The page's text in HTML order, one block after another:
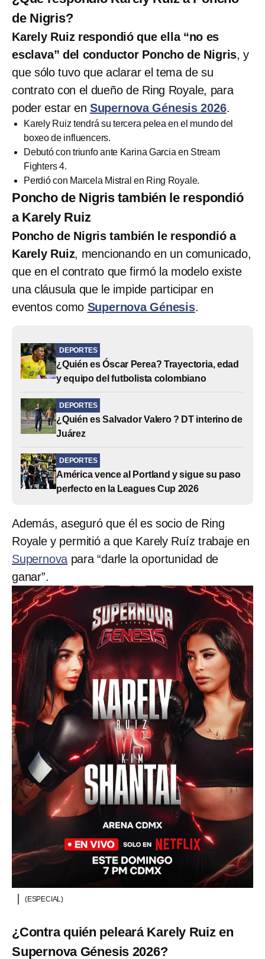
de Nigris?
Karely Ruiz respondió que ella “no es
esclava” del conductor Poncho de Nigris, y
que sólo tuvo que aclarar el tema de su
contrato con el dueño de Ring Royale, para
poder estar en Supernova Génesis 2026.
Karely Ruiz tendrá su tercera pelea en el mundo del
boxeo de influencers.
Debutó con triunfo ante Karina Garcia en Stream
Fighters 4.
Perdió con Marcela Mistral en Ring Royale.
Poncho de Nigris también le respondió
a Karely Ruiz
Poncho de Nigris también le respondió a
Karely Ruiz, mencionando en un comunicado,
que en el contrato que firmó la modelo existe
una cláusula que le impide participar en
eventos como Supernova Génesis.
DEPORTES
¿Quién es Óscar Perea? Trayectoria, edad
y equipo del futbolista colombiano
DEPORTES
¿Quién es Salvador Valero ? DT interino de
Juárez
DEPORTES
América vence al Portland y sigue su paso
perfecto en la Leagues Cup 2026
Además, aseguró que él es socio de Ring
Royale y permitió a que Karely Ruíz trabaje en
Supernova para “darle la oportunidad de
ganar”.
(ESPECIAL)
¿Contra quién peleará Karely Ruiz en
Supernova Génesis 2026?